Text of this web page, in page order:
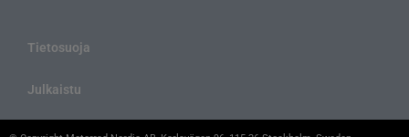
Tietosuoja
Julkaistu